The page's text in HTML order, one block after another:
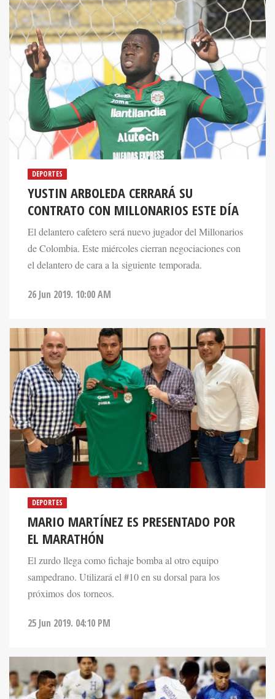
DEPORTES
YUSTIN ARBOLEDA CERRARÁ SU
CONTRATO CON MILLONARIOS ESTE DÍA
El delantero cafetero será nuevo jugador del Millonarios
de Colombia. Este miércoles cierran negociaciones con
el delantero de cara a la siguiente temporada.
26 Jun 2019. 10:00 AM
DEPORTES
MARIO MARTÍNEZ ES PRESENTADO POR
EL MARATHÓN
El zurdo llega como fichaje bomba al otro equipo
sampedrano. Utilizará el #10 en su dorsal para los
próximos dos torneos.
25 Jun 2019. 04:10 PM